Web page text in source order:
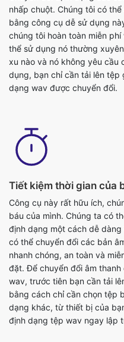
chúng tôi hoàn toàn miễn
thể sử dụng nó thường
xu nào và nó không yêu cầu
dụng, bạn chỉ cần tải lên tệp
dạng wav được chuyển đổi.
Tiết kiệm thời gian của
báu của mình. Chúng ta có
định dạng một cách dễ
có thể chuyển đổi các bản
nhanh chóng, an toàn và
đặt. Để chuyển đổi âm thanh
wav, trước tiên bạn cần tải
bằng cách chỉ cần chọn tệp
dạng khác, từ thiết bị của
định dạng tệp wav ngay lập